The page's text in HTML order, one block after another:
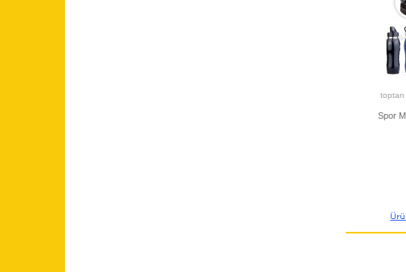
toptan
Spor